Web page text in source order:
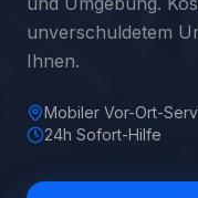
unverschuldetem
Ihnen.
Mobiler Vor-Ort-
24h Sofort-Hilfe